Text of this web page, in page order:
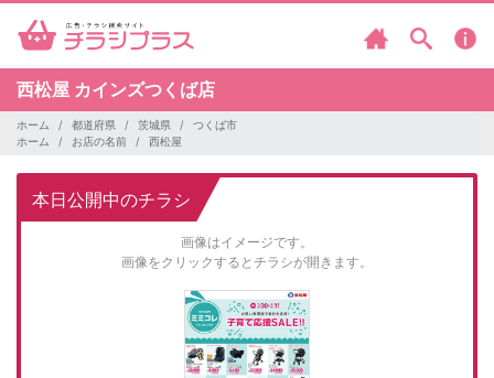
西松屋 カインズつくば店
ホーム 都道府県 茨城県
つくば市
ホーム
お店の名前 西松屋
本日公開中のチラシ
画像はイメージです。
画像をクリックするとチラシが開きます。